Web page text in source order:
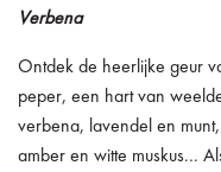
Verbena
Ontdek de heerlijke geur
peper, een hart van
verbena, lavendel en
amber en witte muskus...